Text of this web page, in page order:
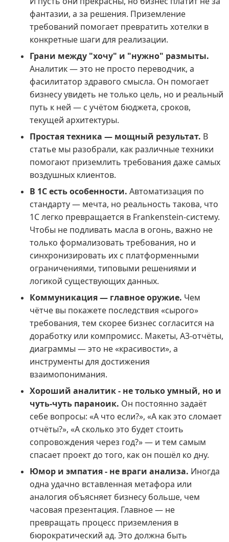
фантазии, а за решения. Приземление
требований помогает превратить хотелки в
конкретные шаги для реализации.
Грани между "хочу" и "нужно" размыты.
Аналитик — это не просто переводчик, а
фасилитатор здравого смысла. Он помогает
бизнесу увидеть не только цель, но и реальный
путь к ней — с учётом бюджета, сроков,
текущей архитектуры.
Простая техника — мощный результат. В
статье мы разобрали, как различные техники
помогают приземлить требования даже самых
воздушных клиентов.
В 1С есть особенности. Автоматизация по
стандарту — мечта, но реальность такова, что
1С легко превращается в Frankenstein-систему.
Чтобы не подливать масла в огонь, важно не
только формализовать требования, но и
синхронизировать их с платформенными
ограничениями, типовыми решениями и
логикой существующих данных.
Коммуникация — главное оружие. Чем
чётче вы покажете последствия «сырого»
требования, тем скорее бизнес согласится на
доработку или компромисс. Макеты, A3-отчёты,
диаграммы — это не «красивости», а
инструменты для достижения
взаимопонимания.
Хороший аналитик - не только умный, но и
чуть-чуть параноик. Он постоянно задаёт
себе вопросы: «А что если?», «А как это сломает
отчёты?», «А сколько это будет стоить
сопровождения через год?» — и тем самым
спасает проект до того, как он пошёл ко дну.
Юмор и эмпатия - не враги анализа. Иногда
одна удачно вставленная метафора или
аналогия объясняет бизнесу больше, чем
часовая презентация. Главное — не
превращать процесс приземления в
бюрократический ад. Это должна быть